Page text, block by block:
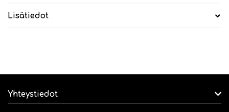
Lisätiedot
Yhteystiedot